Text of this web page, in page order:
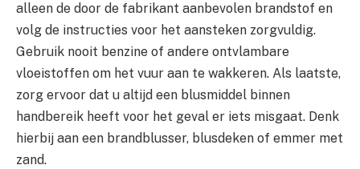
alleen de door de fabrikant aanbevolen brandstof en
volg de instructies voor het aansteken zorgvuldig.
Gebruik nooit benzine of andere ontvlambare
vloeistoffen om het vuur aan te wakkeren. Als laatste,
zorg ervoor dat u altijd een blusmiddel binnen
handbereik heeft voor het geval er iets misgaat. Denk
hierbij aan een brandblusser, blusdeken of emmer met
zand.